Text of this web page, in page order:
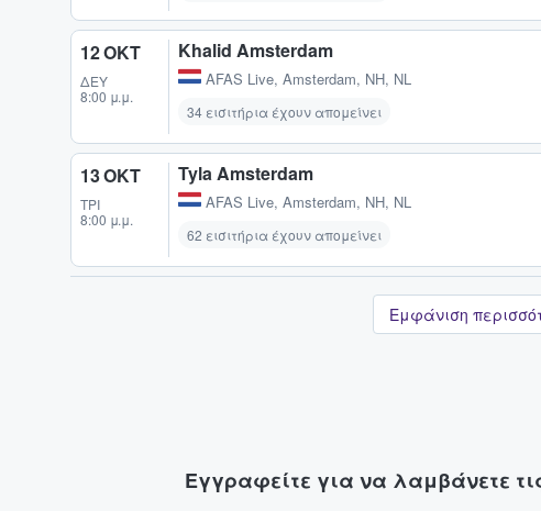
12 ΟΚΤ
ΔΕΥ
8:00 μ.μ.
Khalid Amsterdam
AFAS Live, Amsterdam, NH, NL
34 εισιτήρια έχουν απομείνει
13 ΟΚΤ
ΤΡΊ
8:00 μ.μ.
Tyla Amsterdam
AFAS Live, Amsterdam, NH, NL
62 εισιτήρια έχουν απομείνει
Εμφάνιση
Εγγραφείτε για να λαμβάνετε